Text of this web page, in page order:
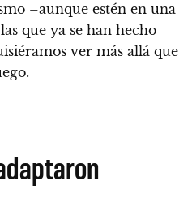
–aunque estén en una
que ya se han hecho
ver más allá que